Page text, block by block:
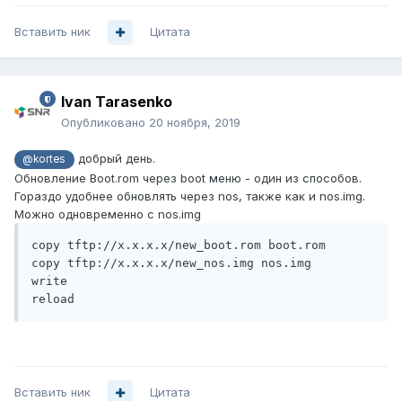
Вставить ник Цитата
Ivan Tarasenko
Опубликовано 20 ноября, 2019
@kortes
добрый день.
Обновление Boot.rom через boot меню - один из способов.
Гораздо удобнее обновлять через nos, также как и nos.img.
Можно одновременно с nos.img
copy tftp://x.x.x.x/new_boot.rom boot.rom
copy tftp://x.x.x.x/new_nos.img nos.img
write
reload
Вставить ник Цитата